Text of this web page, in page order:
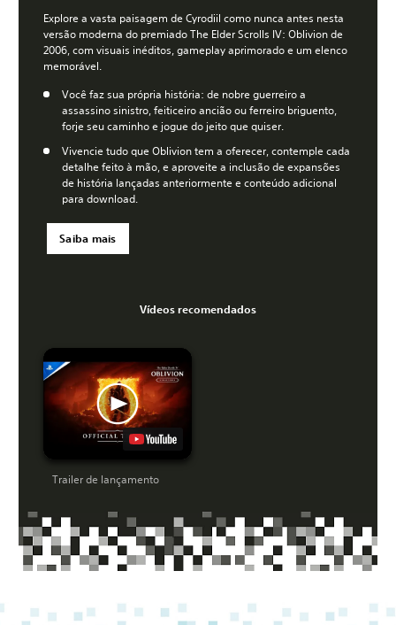
Explore a vasta paisagem de Cyrodiil como nunca antes nesta
versão moderna do premiado The Elder Scrolls IV: Oblivion de
2006, com visuais inéditos, gameplay aprimorado e um elenco
memorável.
Você faz sua própria história: de nobre guerreiro a
assassino sinistro, feiticeiro ancião ou ferreiro briguento,
forje seu caminho e jogue do jeito que quiser.
Vivencie tudo que Oblivion tem a oferecer, contemple cada
detalhe feito à mão, e aproveite a inclusão de expansões
de história lançadas anteriormente e conteúdo adicional
para download.
Saiba mais
Vídeos recomendados
Trailer de lançamento